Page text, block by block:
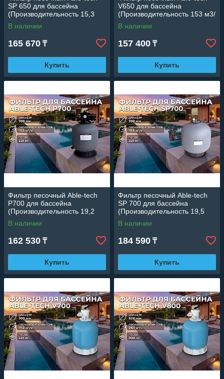
SP 650 для бассейна
(Производительность 15,3
м3/ч, диаметр 650 мм)
В наличии
165 670 ₸
Купить
V650 для бассейна
(Производительность 153 м3/
ч, диаметр 650 мм)
В наличии
157 400 ₸
Купить
Фильтр песочный Able-tech
P700 для бассейна
(Производительность 19,2
м3/ч, диаметр 700 мм)
В наличии
162 530 ₸
Купить
Фильтр песочный Able-tech
SP 700 для бассейна
(Производительность 19,5
м3/ч, диаметр 700 мм)
В наличии
184 590 ₸
Купить